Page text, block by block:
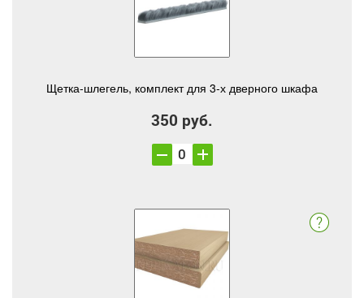
Щетка-шлегель, комплект для 3-х дверного шкафа
350 руб.